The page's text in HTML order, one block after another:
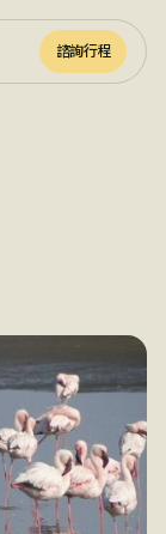
諮詢行程
諮詢行程